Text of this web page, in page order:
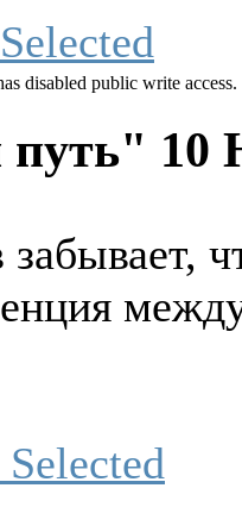
disabled public write access.
10
забывает,